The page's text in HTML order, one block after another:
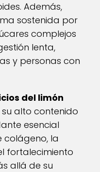
Además,
sostenida por
complejos
lenta,
y personas con
del limón
su alto contenido
esencial
la
fortalecimiento
allá de su